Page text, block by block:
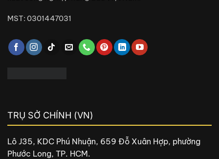
MST: 0301447031
TRỤ SỞ CHÍNH (VN)
Lô J35, KDC Phú Nhuận, 659 Đỗ Xuân Hợp, phường
Phước Long, TP. HCM.